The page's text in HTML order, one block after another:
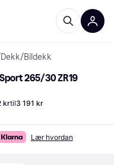
Dekk/Bildekk
265/30 ZR19
krtil3 191 kr
Lær hvordan